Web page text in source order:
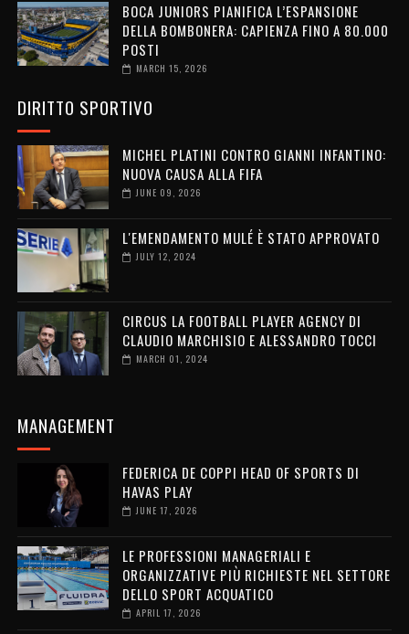
BOCA JUNIORS PIANIFICA L’ESPANSIONE
DELLA BOMBONERA: CAPIENZA FINO A 80.000
POSTI
MARCH 15, 2026
DIRITTO SPORTIVO
MICHEL PLATINI CONTRO GIANNI INFANTINO:
NUOVA CAUSA ALLA FIFA
JUNE 09, 2026
L'EMENDAMENTO MULÉ È STATO APPROVATO
JULY 12, 2024
CIRCUS LA FOOTBALL PLAYER AGENCY DI
CLAUDIO MARCHISIO E ALESSANDRO TOCCI
MARCH 01, 2024
MANAGEMENT
FEDERICA DE COPPI HEAD OF SPORTS DI
HAVAS PLAY
JUNE 17, 2026
LE PROFESSIONI MANAGERIALI E
ORGANIZZATIVE PIÙ RICHIESTE NEL SETTORE
DELLO SPORT ACQUATICO
APRIL 17, 2026